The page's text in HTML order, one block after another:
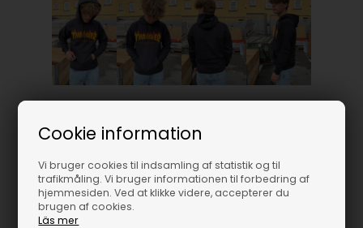
Cookie information
Vi bruger cookies til indsamling af statistik og til
trafikmåling. Vi bruger informationen til forbedring af
hjemmesiden. Ved at klikke videre, accepterer du
brugen af cookies.
Läs mer
799,95DKK
Vælg størrelse